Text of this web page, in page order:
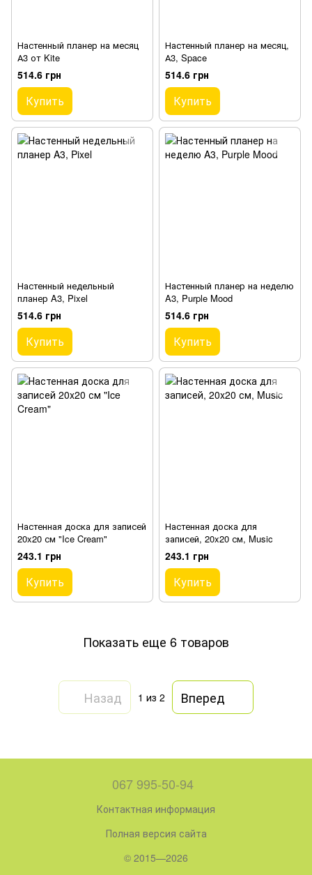
Настенный планер на месяц
А3 от Kite
514.6 грн
Купить
Настенный планер на месяц,
А3, Space
514.6 грн
Купить
Настенный недельный
планер A3, Pixel
514.6 грн
Купить
Настенный планер на неделю
A3, Purple Mood
514.6 грн
Купить
Настенная доска для записей
20x20 см "Ice Cream"
243.1 грн
Купить
Настенная доска для
записей, 20x20 см, Music
243.1 грн
Купить
Показать еще 6 товаров
Назад 1 из 2 Вперед
067 995-50-94
Контактная информация
Полная версия сайта
© 2015—2026